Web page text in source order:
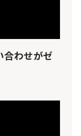
合わせがゼ